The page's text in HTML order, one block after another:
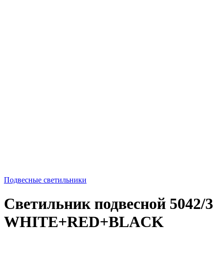
Подвесные светильники
Светильник подвесной 5042/3
WHITE+RED+BLACK